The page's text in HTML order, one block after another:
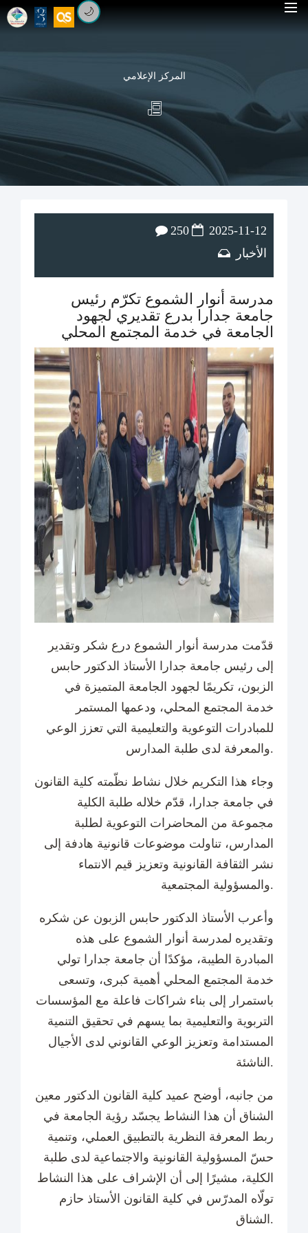
🌙
المركز الإعلامي
2025-11-12
الأخبار
250
مدرسة أنوار الشموع تكرّم رئيس
جامعة جدارا بدرع تقديري لجهود
الجامعة في خدمة المجتمع المحلي
قدّمت مدرسة أنوار الشموع درع شكر وتقدير
إلى رئيس جامعة جدارا الأستاذ الدكتور حابس
الزبون، تكريمًا لجهود الجامعة المتميزة في
خدمة المجتمع المحلي، ودعمها المستمر
للمبادرات التوعوية والتعليمية التي تعزز الوعي
والمعرفة لدى طلبة المدارس.
وجاء هذا التكريم خلال نشاط نظّمته كلية القانون
في جامعة جدارا، قدّم خلاله طلبة الكلية
مجموعة من المحاضرات التوعوية لطلبة
المدارس، تناولت موضوعات قانونية هادفة إلى
نشر الثقافة القانونية وتعزيز قيم الانتماء
والمسؤولية المجتمعية.
وأعرب الأستاذ الدكتور حابس الزبون عن شكره
وتقديره لمدرسة أنوار الشموع على هذه
المبادرة الطيبة، مؤكدًا أن جامعة جدارا تولي
خدمة المجتمع المحلي أهمية كبرى، وتسعى
باستمرار إلى بناء شراكات فاعلة مع المؤسسات
التربوية والتعليمية بما يسهم في تحقيق التنمية
المستدامة وتعزيز الوعي القانوني لدى الأجيال
الناشئة.
من جانبه، أوضح عميد كلية القانون الدكتور معين
الشناق أن هذا النشاط يجسّد رؤية الجامعة في
ربط المعرفة النظرية بالتطبيق العملي، وتنمية
حسّ المسؤولية القانونية والاجتماعية لدى طلبة
الكلية، مشيرًا إلى أن الإشراف على هذا النشاط
تولّاه المدرّس في كلية القانون الأستاذ حازم
الشناق.